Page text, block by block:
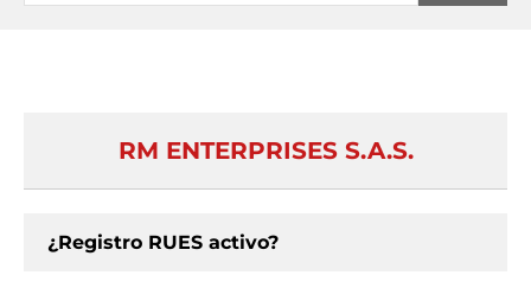
RM ENTERPRISES S.A.S.
¿Registro RUES activo?